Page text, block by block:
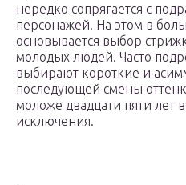
нередко сопрягается с
персонажей. На этом в
основывается выбор
молодых людей. Часто
выбирают короткие и
последующей смены
моложе двадцати пяти лет
исключения.